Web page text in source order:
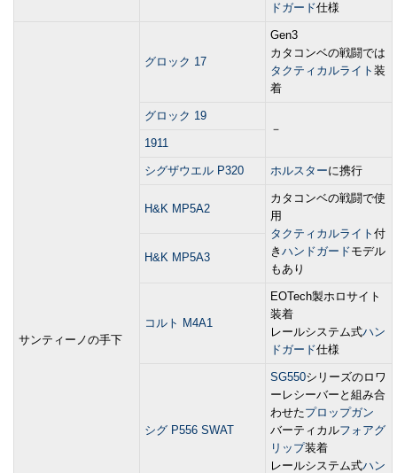
ドガード仕様
サンティーノの手下
グロック 17
Gen3
カタコンベの戦闘では
タクティカルライト 装
着
グロック 19
－
1911
シグザウエル P320 ホルスターに携行
H&K MP5A2
カタコンベの戦闘で使
用
タクティカルライト 付
き ハンドガードモデル
もあり
H&K MP5A3
コルト M4A1
EOTech製ホロサイト
装着
レールシステム式ハン
ドガード仕様
シグ P556 SWAT
SG550シリーズのロワ
ーレシーバーと組み合
わせたプロップガン
バーティカルフォアグ
リップ装着
レールシステム式ハン